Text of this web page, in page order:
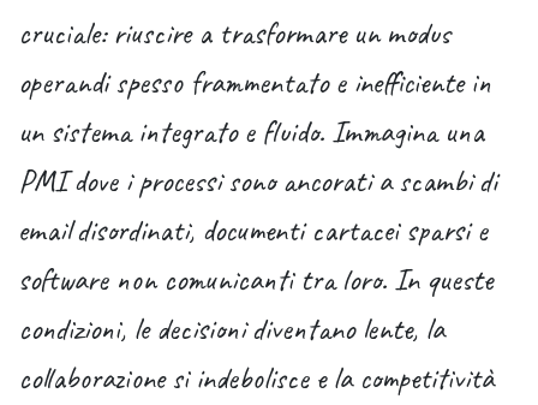
cruciale: riuscire a trasformare un modus
operandi spesso frammentato e inefficiente in
un sistema integrato e fluido. Immagina una
PMI dove i processi sono ancorati a scambi di
email disordinati, documenti cartacei sparsi e
software non comunicanti tra loro. In queste
condizioni, le decisioni diventano lente, la
collaborazione si indebolisce e la competitività